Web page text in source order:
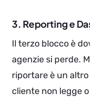
3. Reporting e
Il terzo blocco è
agenzie si perde.
riportare è un
cliente non legge